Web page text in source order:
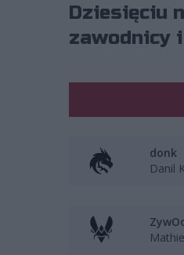
Dziesięciu
zawodnicy
donk
Danil